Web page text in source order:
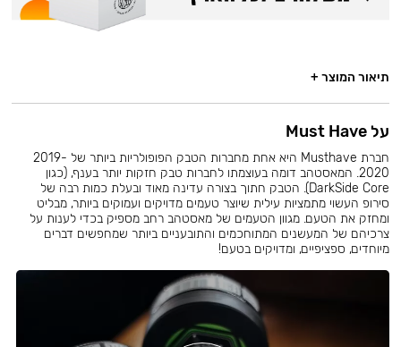
תיאור המוצר +
על Must Have
חברת Musthave היא אחת מחברות הטבק הפופולריות ביותר של 2019-
2020. המאסטהב דומה בעוצמתו לחברות טבק חזקות יותר בענף, (כגון
DarkSide Core). הטבק חתוך בצורה עדינה מאוד ובעלת כמות רבה של
סירופ העשוי מתמציות עילית שיוצר טעמים מדויקים ועמוקים ביותר, מבליט
ומחזק את הטעם. מגוון הטעמים של מאסטהב רחב מספיק בכדי לענות על
צרכיהם של המעשנים המתוחכמים והתובעניים ביותר שמחפשים דברים
מיוחדים, ספציפיים, ומדויקים בטעם!